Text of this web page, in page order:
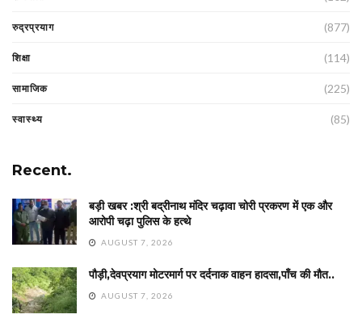
रुद्रप्रयाग (877)
शिक्षा (114)
सामाजिक (225)
स्वास्थ्य (85)
Recent.
बड़ी खबर :श्री बद्रीनाथ मंदिर चढ़ावा चोरी प्रकरण में एक और
आरोपी चढ़ा पुलिस के हत्थे
AUGUST 7, 2026
पौड़ी,देवप्रयाग मोटरमार्ग पर दर्दनाक वाहन हादसा,पाँच की मौत..
AUGUST 7, 2026